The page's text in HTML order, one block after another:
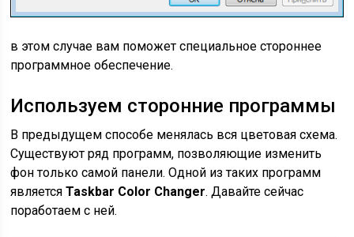
в этом случае вам поможет специальное стороннее
программное обеспечение.
Используем сторонние программы
В предыдущем способе менялась вся цветовая схема.
Существуют ряд программ, позволяющие изменить
фон только самой панели. Одной из таких программ
являетсяTaskbar Color Changer. Давайте сейчас
поработаем с ней.